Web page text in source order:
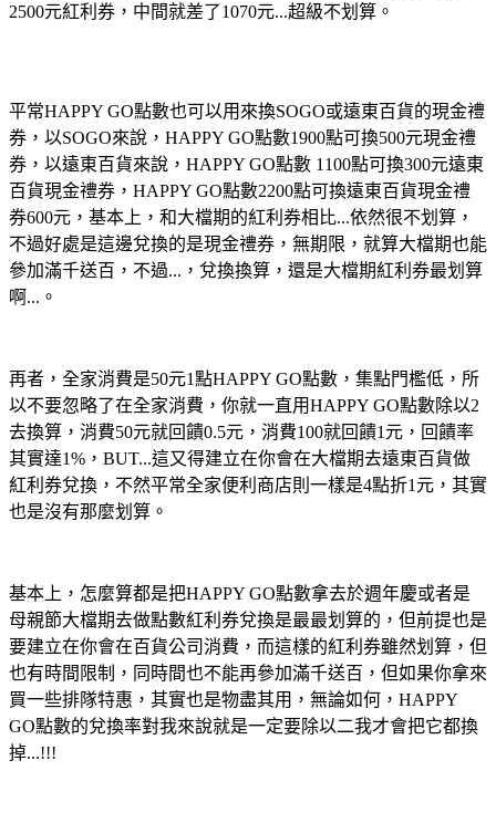
2500元紅利券，中間就差了1070元...超級不划算。
平常HAPPY GO點數也可以用來換SOGO或遠東百貨的現金禮
券，以SOGO來說，HAPPY GO點數1900點可換500元現金禮
券，以遠東百貨來說，HAPPY GO點數 1100點可換300元遠東
百貨現金禮券，HAPPY GO點數2200點可換遠東百貨現金禮
券600元，基本上，和大檔期的紅利券相比...依然很不划算，
不過好處是這邊兌換的是現金禮券，無期限，就算大檔期也能
參加滿千送百，不過...，兌換換算，還是大檔期紅利券最划算
啊...。
再者，全家消費是50元1點HAPPY GO點數，集點門檻低，所
以不要忽略了在全家消費，你就一直用HAPPY GO點數除以2
去換算，消費50元就回饋0.5元，消費100就回饋1元，回饋率
其實達1%，BUT...這又得建立在你會在大檔期去遠東百貨做
紅利券兌換，不然平常全家便利商店則一樣是4點折1元，其實
也是沒有那麼划算。
基本上，怎麼算都是把HAPPY GO點數拿去於週年慶或者是
母親節大檔期去做點數紅利券兌換是最最划算的，但前提也是
要建立在你會在百貨公司消費，而這樣的紅利券雖然划算，但
也有時間限制，同時間也不能再參加滿千送百，但如果你拿來
買一些排隊特惠，其實也是物盡其用，無論如何，HAPPY
GO點數的兌換率對我來說就是一定要除以二我才會把它都換
掉...!!!